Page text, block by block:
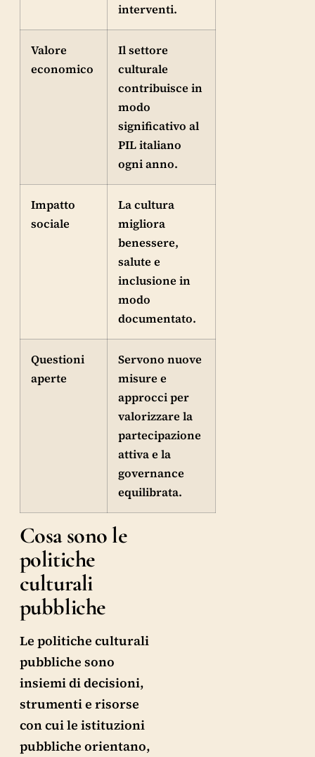
interventi.
Valore
economico
Il settore
culturale
contribuisce in
modo
significativo al
PIL italiano
ogni anno.
Impatto
sociale
La cultura
migliora
benessere,
salute e
inclusione in
modo
documentato.
Questioni
aperte
Servono nuove
misure e
approcci per
valorizzare la
partecipazione
attiva e la
governance
equilibrata.
Cosa sono le
politiche
culturali
pubbliche
Le politiche culturali
pubbliche sono
insiemi di decisioni,
strumenti e risorse
con cui le istituzioni
pubbliche orientano,